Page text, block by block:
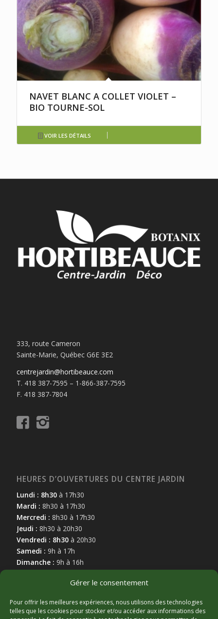
Gérer le consentement
Pour offrir les meilleures expériences, nous utilisons des technologies
telles que les cookies pour stocker et/ou accéder aux informations des
NAVET BLANC A COLLET VIOLET –
BIO TOURNE-SOL
VOIR LES DÉTAILS
333, route Cameron
Sainte-Marie, Québec G6E 3E2
centrejardin@hortibeauce.com
T. 418 387-7595 – 1-866-387-7595
F. 418 387-7804
HEURES D’OUVERTURES DU CENTRE JARDIN
Lundi : 8h30à 17h30
Mardi : 8h30 à 17h30
Mercredi : 8h30 à 17h30
Jeudi : 8h30 à 20h30
Vendredi : 8h30à 20h30
Samedi : 9h à 17h
Dimanche : 9h à 16h